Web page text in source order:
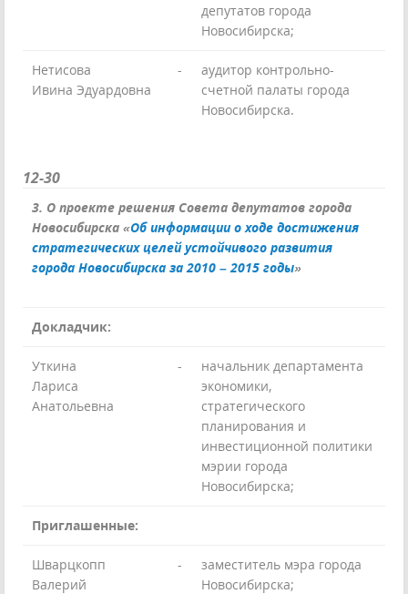
депутатов города
Новосибирска;
Нетисова
Ивина Эдуардовна
-
аудитор контрольно-
счетной палаты города
Новосибирска.
12-30
3. О проекте решения Совета депутатов города
Новосибирска «Об информации о ходе достижения
стратегических целей устойчивого развития
города Новосибирска за 2010 – 2015 годы»
Докладчик:
Уткина
Лариса
Анатольевна
-
начальник департамента
экономики,
стратегического
планирования и
инвестиционной политики
мэрии города
Новосибирска;
Приглашенные:
Шварцкопп
Валерий
-
заместитель мэра города
Новосибирска;